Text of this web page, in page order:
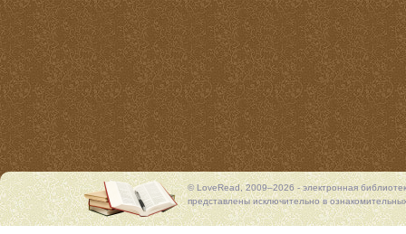
© LoveRead, 2009–2026 - электронная
представлены исключительно в